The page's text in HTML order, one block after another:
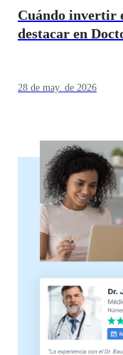
Cuándo invertir
destacar en
28 de may. de 2026